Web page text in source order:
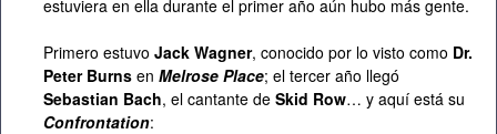
estuviera en ella durante el primer año aún hubo más gente.
Primero estuvo Jack Wagner, conocido por lo visto como Dr.
Peter Burns en Melrose Place; el tercer año llegó
Sebastian Bach, el cantante de Skid Row… y aquí está su
Confrontation: